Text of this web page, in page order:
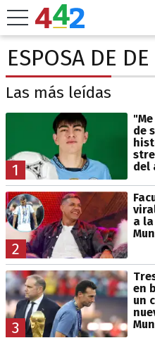
ESPOSA DE
Las más leídas
1
de
del
2
a
3
en
un